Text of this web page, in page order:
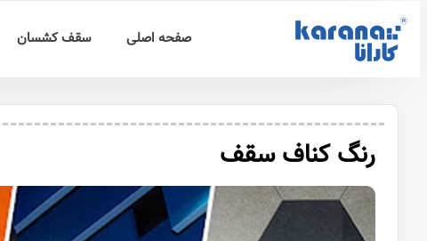
صفحه اصلی سقف کشسان
رنگ کناف سقف